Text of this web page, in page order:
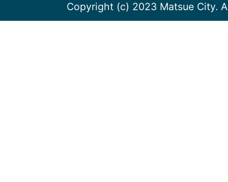
Copyright (c) 2023 Matsue City.